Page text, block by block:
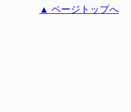
▲ ページトップへ